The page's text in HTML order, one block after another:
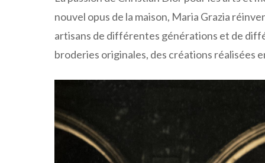
nouvel opus de la maison, Maria Grazia
artisans de différentes générations et de
broderies originales, des créations réalisées